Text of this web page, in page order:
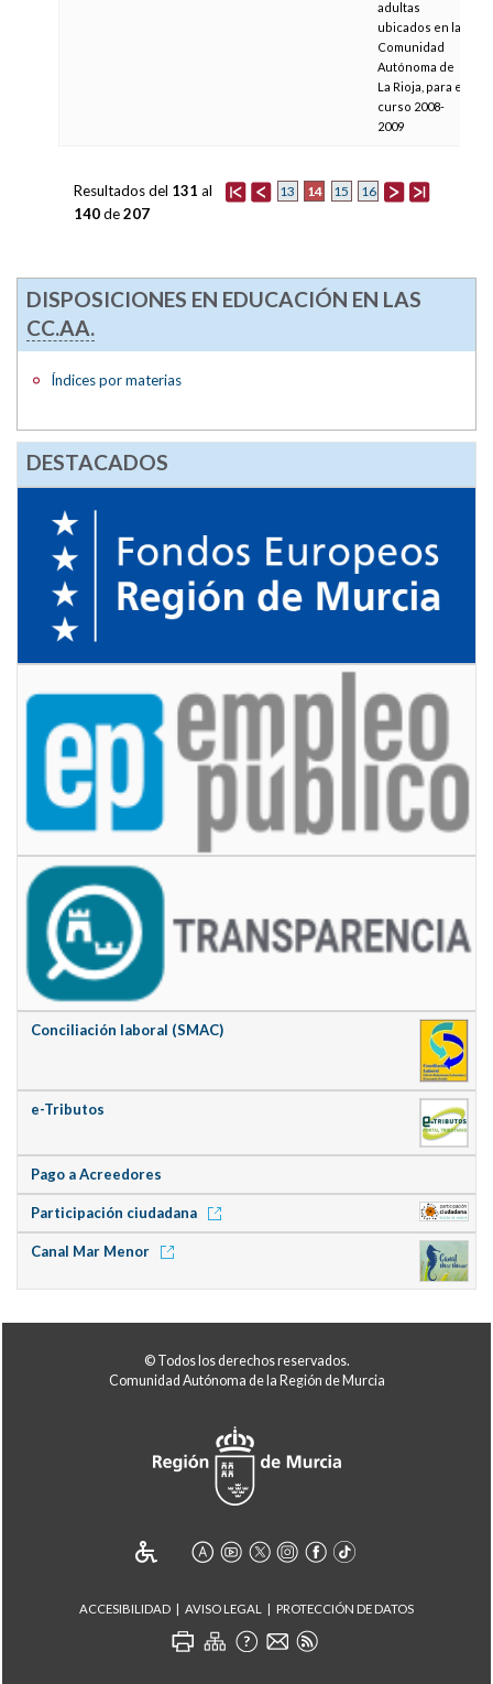
adultas
ubicados en la
Comunidad
Autónoma de
La Rioja, para el
curso 2008-
2009
13 14 15 16
Resultados del 131 al
140de207
DISPOSICIONES EN EDUCACIÓN EN LAS
CC.AA.
Índices por materias
DESTACADOS
Conciliación laboral (SMAC)
e-Tributos
Pago a Acreedores
Participación ciudadana
Canal Mar Menor
© Todos los derechos reservados.
Comunidad Autónoma de la Región de Murcia
ACCESIBILIDAD AVISO LEGAL PROTECCIÓN DE DATOS